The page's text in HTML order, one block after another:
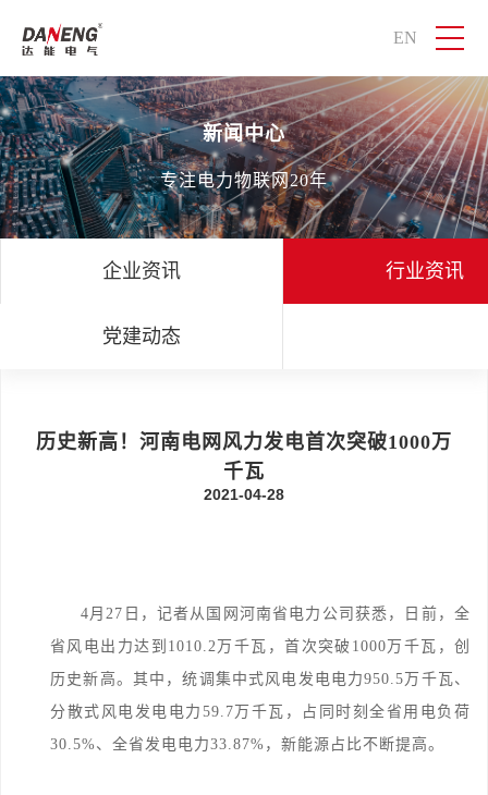
EN
新闻中心
专注电力物联网20年
企业资讯 行业资讯
党建动态
历史新高！河南电网风力发电首次突破1000万
千瓦
2021-04-28
4月27日，记者从国网河南省电力公司获悉，日前，全
省风电出力达到1010.2万千瓦，首次突破1000万千瓦，创
历史新高。 其中，统调集中式风电发电电力950.5万千瓦、
分散式风电发电电力59.7万千瓦，占同时刻全省用电负荷
30.5%、全省发电电力33.87%，新能源占比不断提高。